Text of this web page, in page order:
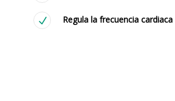
Regula la frecuencia cardiaca